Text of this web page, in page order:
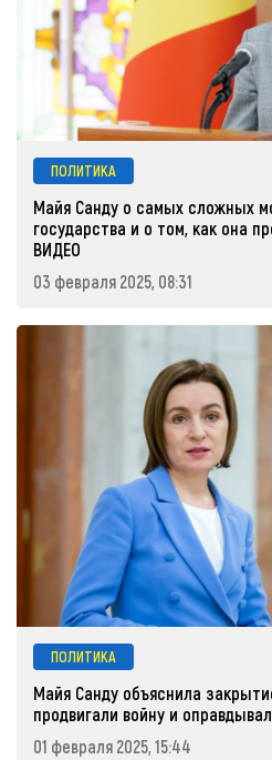
ПОЛИТИКА
Майя Санду о самых сложных
государства и о том, как она
ВИДЕО
03 февраля 2025, 08:31
ПОЛИТИКА
Майя Санду объяснила
продвигали войну и
01 февраля 2025, 15:44